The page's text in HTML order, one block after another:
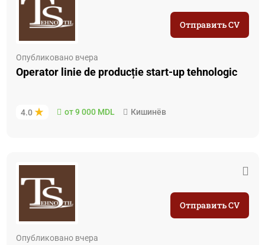
Опубликовано вчера
Operator linie de producție start-up tehnologic
4.0 от 9 000 MDL Кишинёв
Отправить CV
Опубликовано вчера
Отправить CV